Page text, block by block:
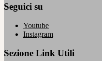
Seguici su
Youtube
Instagram
Sezione Link Utili